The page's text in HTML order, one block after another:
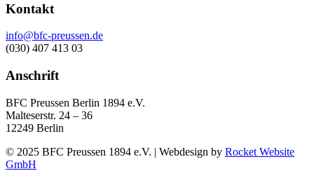
Kontakt
info@bfc-preussen.de
(030) 407 413 03
Anschrift
BFC Preussen Berlin 1894 e.V.
Malteserstr. 24 – 36
12249 Berlin
© 2025 BFC Preussen 1894 e.V. | Webdesign by Rocket Website
GmbH